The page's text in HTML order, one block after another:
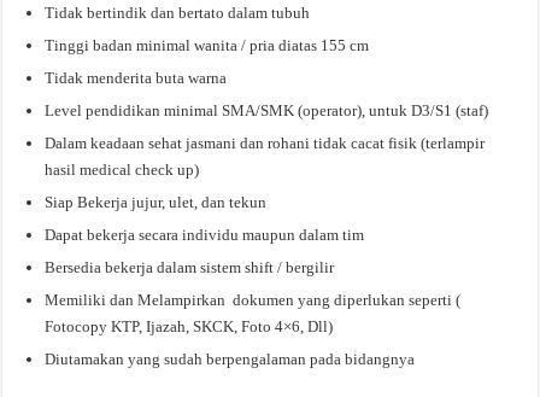
Tidak bertindik dan bertato dalam tubuh
Tinggi badan minimal wanita / pria diatas 155 cm
Tidak menderita buta warna
Level pendidikan minimal SMA/SMK (operator), untuk D3/S1 (staf)
Dalam keadaan sehat jasmani dan rohani tidak cacat fisik (terlampir
hasil medical check up)
Siap Bekerja jujur, ulet, dan tekun
Dapat bekerja secara individu maupun dalam tim
Bersedia bekerja dalam sistem shift / bergilir
Memiliki dan Melampirkan dokumen yang diperlukan seperti (
Fotocopy KTP, Ijazah, SKCK, Foto 4×6, Dll)
Diutamakan yang sudah berpengalaman pada bidangnya